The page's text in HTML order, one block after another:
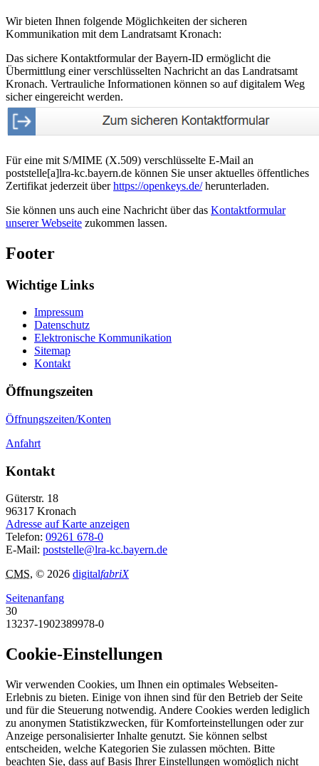
Wir bieten Ihnen folgende Möglichkeiten der sicheren
Kommunikation mit dem Landratsamt Kronach:
Das sichere Kontaktformular der Bayern-ID ermöglicht die
Übermittlung einer verschlüsselten Nachricht an das Landratsamt
Kronach. Vertrauliche Informationen können so auf digitalem Weg
sicher eingereicht werden.
Für eine mit S/MIME (X.509) verschlüsselte E-Mail an
poststelle[a]lra-kc.bayern.de können Sie unser aktuelles öffentliches
Zertifikat jederzeit überhttps://openkeys.de/herunterladen.
Sie können uns auch eine Nachricht über das Kontaktformular
unserer Webseite zukommen lassen.
Footer
Wichtige Links
Impressum
Datenschutz
Elektronische Kommunikation
Sitemap
Kontakt
Öffnungszeiten
Öffnungszeiten/Konten
Anfahrt
Kontakt
Güterstr. 18
96317 Kronach
Adresse auf Karte anzeigen
Telefon: 09261 678-0
E-Mail: poststelle@lra-kc.bayern.de
CMS, © 2026 digitalfabriX
Seitenanfang
30
13237-1902389978-0
Cookie-Einstellungen
Wir verwenden Cookies, um Ihnen ein optimales Webseiten-
Erlebnis zu bieten. Einige von ihnen sind für den Betrieb der Seite
und für die Steuerung notwendig. Andere Cookies werden lediglich
zu anonymen Statistikzwecken, für Komforteinstellungen oder zur
Anzeige personalisierter Inhalte genutzt. Sie können selbst
entscheiden, welche Kategorien Sie zulassen möchten. Bitte
beachten Sie, dass auf Basis Ihrer Einstellungen womöglich nicht